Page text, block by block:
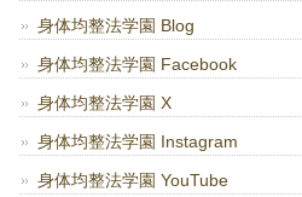
身体均整法学園 Blog
身体均整法学園 Facebook
身体均整法学園 X
身体均整法学園 Instagram
身体均整法学園 YouTube